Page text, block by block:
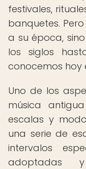
festivales,
banquetes.
a su época,
los siglos
conocemos hoy
Uno de los
música
escalas y
una serie de
intervalos
adoptadas